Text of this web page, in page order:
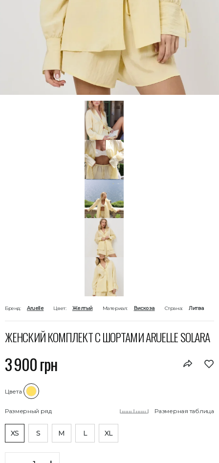
Бренд: Aruelle Цвет: Желтый Материал: Вискоза Страна: Литва
ЖЕНСКИЙ КОМПЛЕКТ С ШОРТАМИ ARUELLE SOLARA
3 900 грн
Цвета
Размерный ряд Размерная таблица
XS S M L XL